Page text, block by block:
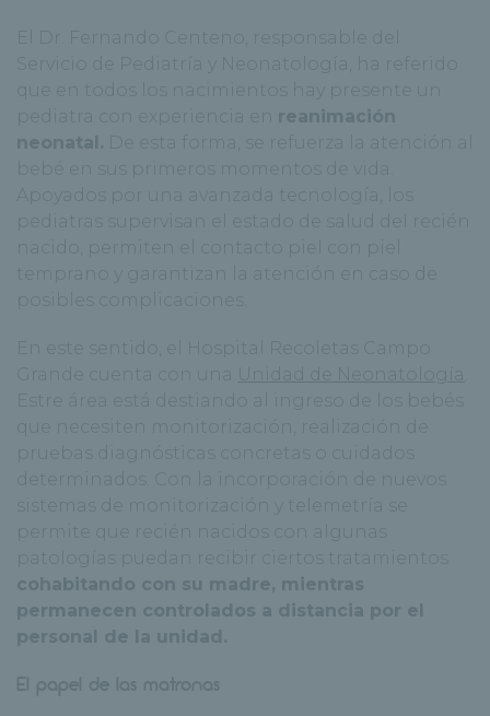
El Dr. Fernando Centeno, responsable del
Servicio de Pediatría y Neonatología, ha referido
que en todos los nacimientos hay presente un
pediatra con experiencia en reanimación
neonatal. De esta forma, se refuerza la atención al
bebé en sus primeros momentos de vida.
Apoyados por una avanzada tecnología, los
pediatras supervisan el estado de salud del recién
nacido, permiten el contacto piel con piel
temprano y garantizan la atención en caso de
posibles complicaciones.
En este sentido, el Hospital Recoletas Campo
Grande cuenta con una
Unidad de Neonatología
Estre área está destiando al ingreso de los bebés
que necesiten monitorización, realización de
pruebas diagnósticas concretas o cuidados
determinados. Con la incorporación de nuevos
sistemas de monitorización y telemetría se
permite que recién nacidos con algunas
patologías puedan recibir ciertos tratamientos
cohabitando con su madre, mientras
permanecen controlados a distancia por el
personal de la unidad.
El papel de las matronas